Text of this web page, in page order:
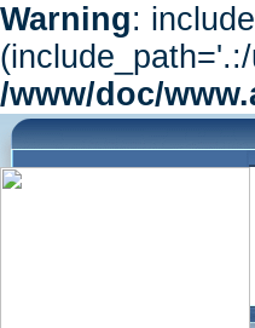
Warning:
/www/doc/